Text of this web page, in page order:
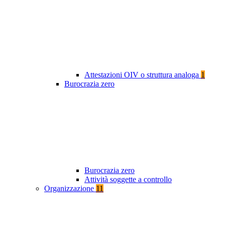
Attestazioni OIV o struttura analoga 1
Burocrazia zero
Burocrazia zero
Attività soggette a controllo
Organizzazione 11